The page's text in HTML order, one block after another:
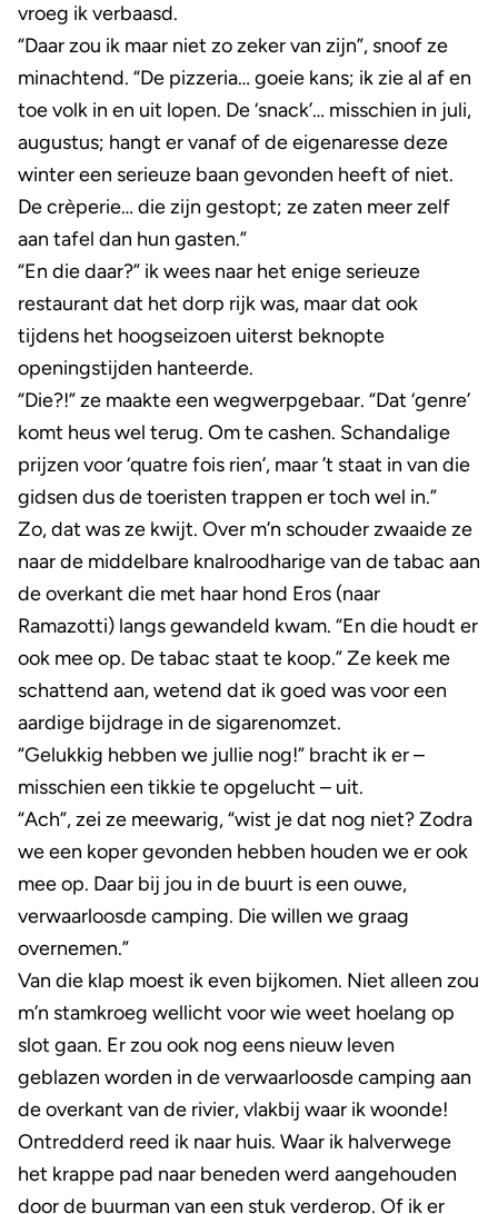
vroeg ik verbaasd.
“Daar zou ik maar niet zo zeker van zijn”, snoof ze
minachtend. “De pizzeria… goeie kans; ik zie al af en
toe volk in en uit lopen. De ‘snack’… misschien in juli,
augustus; hangt er vanaf of de eigenaresse deze
winter een serieuze baan gevonden heeft of niet.
De crèperie… die zijn gestopt; ze zaten meer zelf
aan tafel dan hun gasten.”
“En die daar?” ik wees naar het enige serieuze
restaurant dat het dorp rijk was, maar dat ook
tijdens het hoogseizoen uiterst beknopte
openingstijden hanteerde.
“Die?!” ze maakte een wegwerpgebaar. “Dat ‘genre’
komt heus wel terug. Om te cashen. Schandalige
prijzen voor ‘quatre fois rien’, maar ’t staat in van die
gidsen dus de toeristen trappen er toch wel in.”
Zo, dat was ze kwijt. Over m’n schouder zwaaide ze
naar de middelbare knalroodharige van de tabac aan
de overkant die met haar hond Eros (naar
Ramazotti) langs gewandeld kwam. “En die houdt er
ook mee op. De tabac staat te koop.” Ze keek me
schattend aan, wetend dat ik goed was voor een
aardige bijdrage in de sigarenomzet.
“Gelukkig hebben we jullie nog!” bracht ik er –
misschien een tikkie te opgelucht – uit.
“Ach”, zei ze meewarig, “wist je dat nog niet? Zodra
we een koper gevonden hebben houden we er ook
mee op. Daar bij jou in de buurt is een ouwe,
verwaarloosde camping. Die willen we graag
overnemen.”
Van die klap moest ik even bijkomen. Niet alleen zou
m’n stamkroeg wellicht voor wie weet hoelang op
slot gaan. Er zou ook nog eens nieuw leven
geblazen worden in de verwaarloosde camping aan
de overkant van de rivier, vlakbij waar ik woonde!
Ontredderd reed ik naar huis. Waar ik halverwege
het krappe pad naar beneden werd aangehouden
door de buurman van een stuk verderop. Of ik er